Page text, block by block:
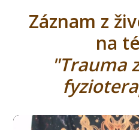
Záznam z
na
"Trauma
Video